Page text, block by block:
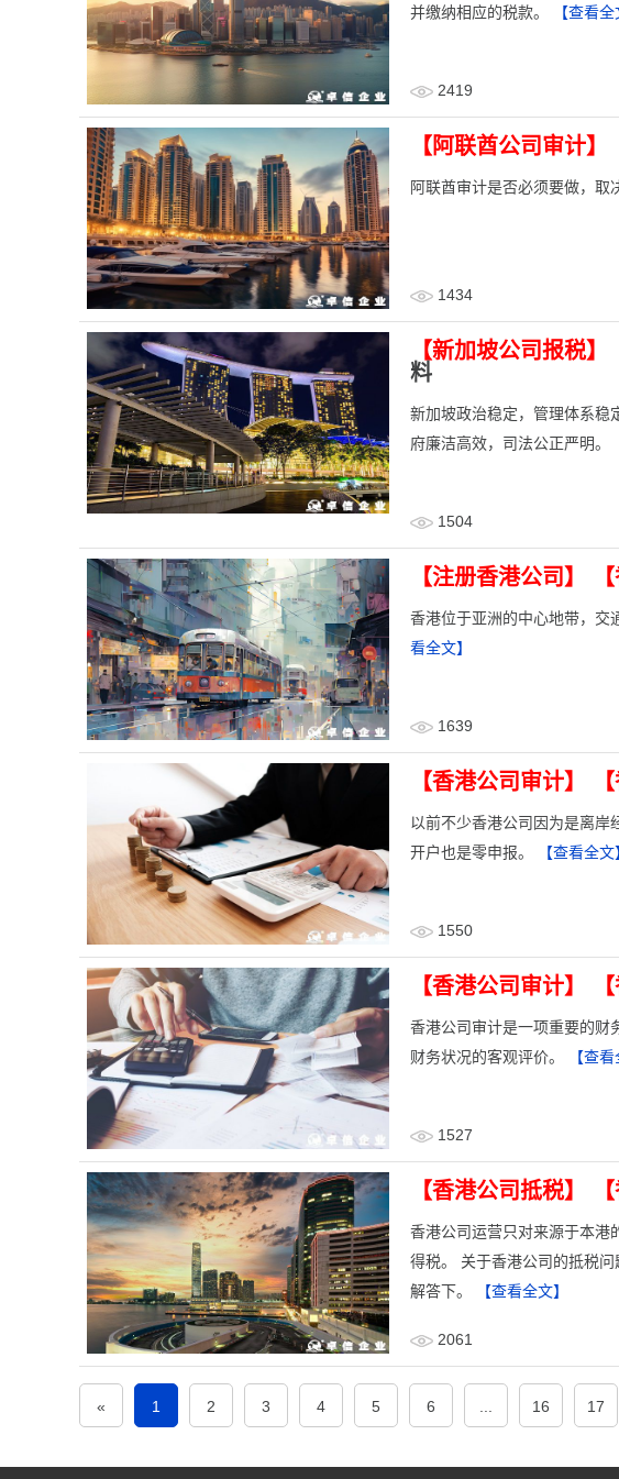
并缴纳相应的税款。
【查看全
2419
【阿联酋公司审计】
阿联酋审计是否必须要做，取
1434
【新加坡公司报税】
料
新加坡政治稳定，管理体系稳
府廉洁高效，司法公正严明。
1504
【注册香港公司】
香港位于亚洲的中心地带，交
看全文】
1639
【香港公司审计】
以前不少香港公司因为是离
开户也是零申报。
【查看全文
1550
【香港公司审计】
香港公司审计是一项重要的财
财务状况的客观评价。
【查看
1527
【香港公司抵税】
香港公司运营只对来源于本港
得税。 关于香港公司的抵税
解答下。
【查看全文】
2061
« 1 2 3 4 5 6 16 17